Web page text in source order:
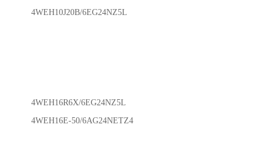
4WEH10J20B/6EG24NZ5L
4WEH16R6X/6EG24NZ5L
4WEH16E-50/6AG24NETZ4